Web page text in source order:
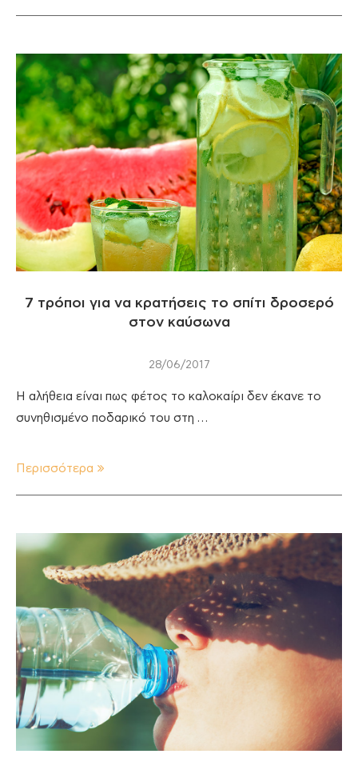
7 τρόποι για να κρατήσεις το σπίτι δροσερό
στον καύσωνα
28/06/2017
Η αλήθεια είναι πως φέτος το καλοκαίρι δεν έκανε το
συνηθισμένο ποδαρικό του στη …
Περισσότερα